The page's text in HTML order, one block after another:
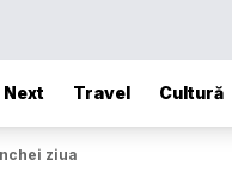
Next Travel Cultură
ziua